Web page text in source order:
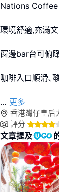
Nations Coffee
環境舒適,充滿
窗邊bar台可俯
咖啡入口順滑､
... 更多
香港灣仔皇后
評分
文章提及